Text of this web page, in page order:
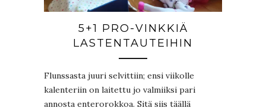
5+1 PRO-VINKKIÄ
LASTENTAUTEIHIN
Flunssasta juuri selvittiin; ensi viikolle
kalenteriin on laitettu jo valmiiksi pari
annosta enterorokkoa. Sitä siis täällä